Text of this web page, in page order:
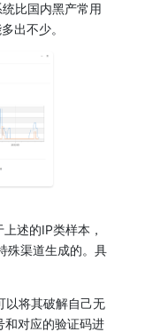
比国内黑产常用
出不少。
述的IP类样本，
殊渠道生成的。具
以将其破解自己无
和对应的验证码进